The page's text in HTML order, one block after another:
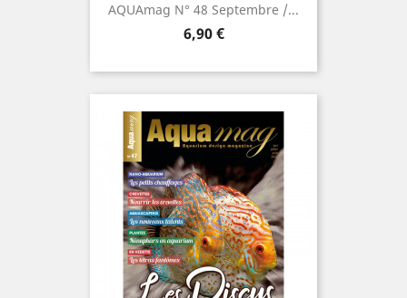
AQUAmag N° 48 Septembre /...
Prix
6,90 €